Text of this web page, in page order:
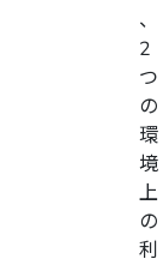
、
2
つ
の
環
境
上
の
利